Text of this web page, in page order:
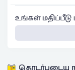
உங்கள்